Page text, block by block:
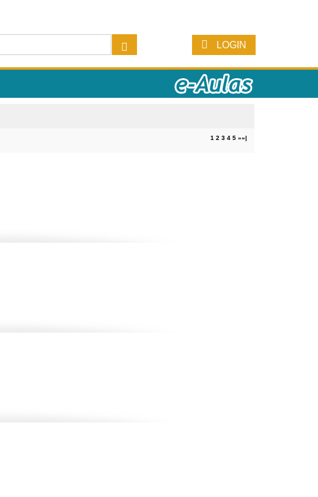
LOGIN
1 2 3 4 5 »»|